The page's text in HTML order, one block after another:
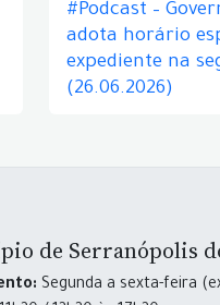
#Podcast –
adota horário
expediente na
(26.06.2026)
de Serranópolis
Segunda a sexta-feira